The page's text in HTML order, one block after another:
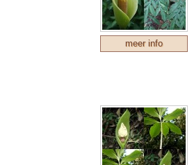
meer info